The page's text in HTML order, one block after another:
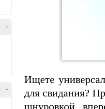
-
-
Ищете
для свидания?
шнуровкой